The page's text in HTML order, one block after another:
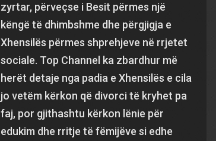
zyrtar, përveçse i Besit përmes një
këngë të dhimbshme dhe përgjigja e
Xhensilës përmes shprehjeve në rrjetet
sociale. Top Channel ka zbardhur më
herët detaje nga padia e Xhensilës e cila
jo vetëm kërkon që divorci të kryhet pa
faj, por gjithashtu kërkon lënie për
edukim dhe rritje të fëmijëve si edhe